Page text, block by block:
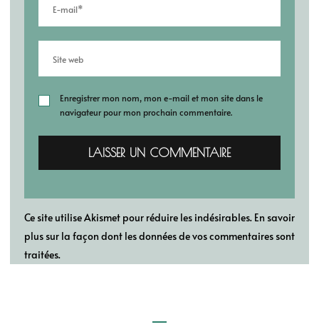
Enregistrer mon nom, mon e-mail et mon site dans le
navigateur pour mon prochain commentaire.
Ce site utilise Akismet pour réduire les indésirables. En savoir
plus sur la façon dont les données de vos commentaires sont
traitées.